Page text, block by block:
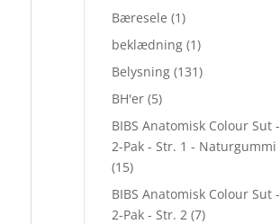
Bæresele (1)
beklædning (1)
Belysning (131)
BH'er (5)
BIBS Anatomisk Colour Sut -
2-Pak - Str. 1 - Naturgummi
(15)
BIBS Anatomisk Colour Sut -
2-Pak - Str. 2 (7)